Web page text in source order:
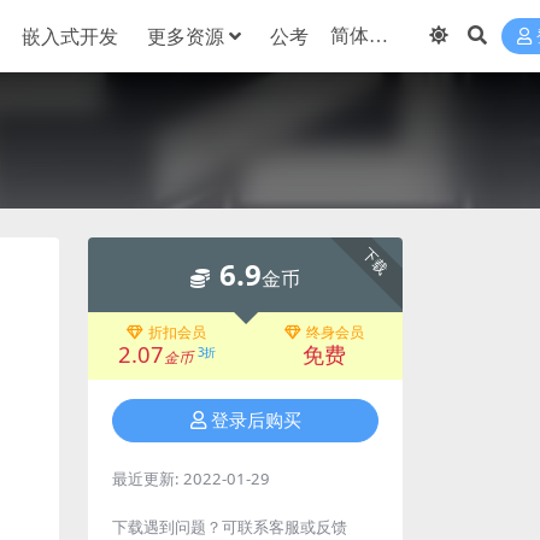
嵌入式开发 更多资源 公考
下载
6.9金币
折扣会员
2.07金币 3折
终身会员
免费
登录后购买
最近更新: 2022-01-29
下载遇到问题？可联系客服或反馈